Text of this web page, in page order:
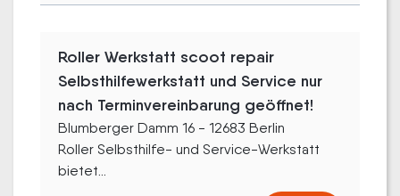
Roller Werkstatt scoot repair
Selbsthilfewerkstatt und Service nur
nach Terminvereinbarung geöffnet!
Blumberger Damm 16 - 12683 Berlin
Roller Selbsthilfe- und Service-Werkstatt
bietet...